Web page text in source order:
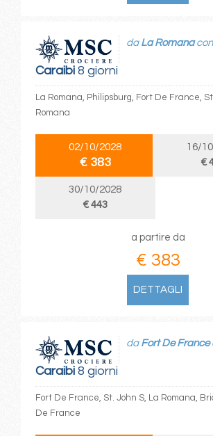
Caraibi8 giorni
da La Romanacon
La Romana, Philipsburg, Fort De France,
Romana
02/10/2028
€ 383
16/
€
30/10/2028
€ 443
a partire da
€ 383
DETTAGLI
Caraibi8 giorni
da Fort De France
Fort De France, St. John S, La Romana,
De France